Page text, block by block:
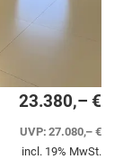
23.380,– €
UVP:27.080,– €
incl. 19% MwSt.